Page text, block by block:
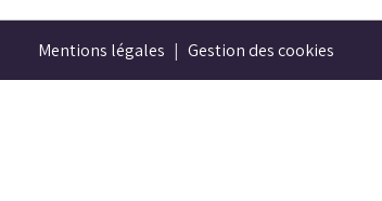
Mentions légales Gestion des cookies